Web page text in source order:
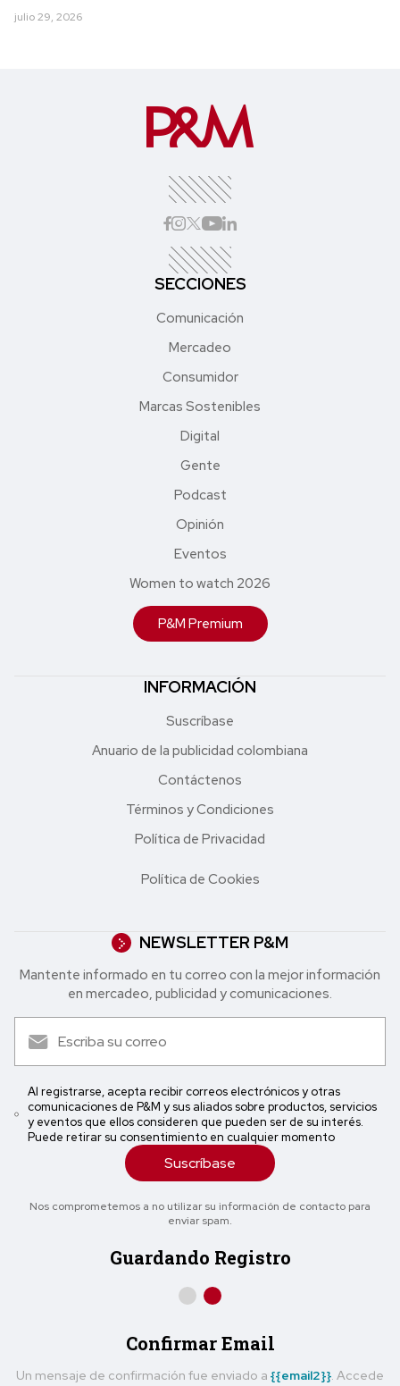
julio 29, 2026
SECCIONES
Comunicación
Mercadeo
Consumidor
Marcas Sostenibles
Digital
Gente
Podcast
Opinión
Eventos
Women to watch 2026
P&M Premium
INFORMACIÓN
Suscríbase
Anuario de la publicidad colombiana
Contáctenos
Términos y Condiciones
Política de Privacidad
Política de Cookies
NEWSLETTER P&M
Mantente informado en tu correo con la mejor in formación
en mercadeo, publicidad y comunicaciones.
Al registrarse, acepta recibir correos electrónicos y otras
comunicaciones de P&M y sus aliados sobre productos, servicios
y eventos que ellos consideren que pueden ser de su interés.
Puede retirar su consentimiento en cualquier momento
Suscríbase
Nos comprometemos a no utilizar su información de contacto para
enviar spam.
Guardando Registro
Confirmar Email
Un mensaje de confirmación fue enviado a {{email2}}. Accede